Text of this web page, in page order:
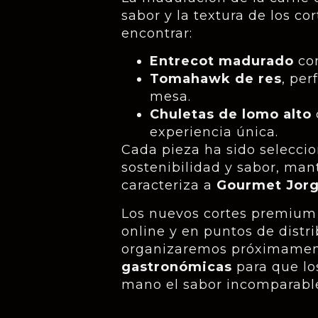
sabor y la textura de los
encontrar:
Entrecot madurado
Tomahawk de res,
mesa.
Chuletas de lomo alto
experiencia única.
Cada pieza ha sido
sostenibilidad y sabor,
caracteriza a Gourmet
Los nuevos cortes
online y en puntos de
organizaremos
gastronómicas para que
mano el sabor